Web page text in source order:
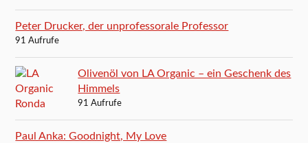
Peter Drucker, der unprofessorale Professor
91 Aufrufe
Olivenöl von LA Organic – ein Geschenk des
Himmels
91 Aufrufe
Paul Anka: Goodnight, My Love